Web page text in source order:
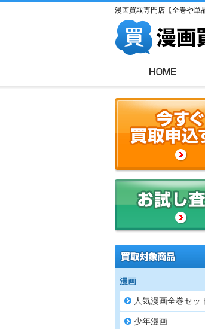
漫画買取専門店【全巻や単
漫画
人気漫画全巻セッ
少年漫画